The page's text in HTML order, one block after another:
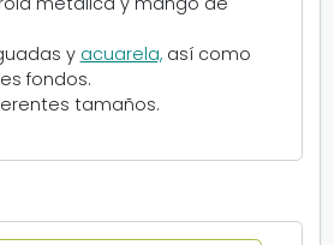
y acuarela,así como
fondos.
tamaños.